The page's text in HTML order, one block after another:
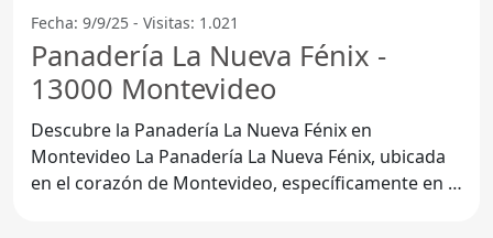
Fecha: 9/9/25 - Visitas: 1.021
Panadería La Nueva Fénix -
13000 Montevideo
Descubre la Panadería La Nueva Fénix en
Montevideo La Panadería La Nueva Fénix, ubicada
en el corazón de Montevideo, específicamente en el